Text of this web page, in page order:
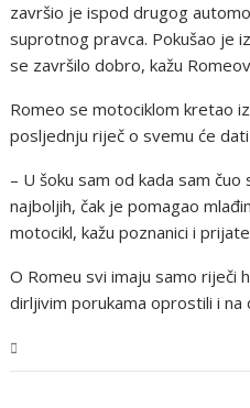
završio je ispod drugog
suprotnog pravca. Pokušao je
se završilo dobro, kažu
Romeo se motociklom kretao
posljednju riječ o svemu će
– U šoku sam od kada sam
najboljih, čak je pomagao
motocikl, kažu poznanici i
O Romeu svi imaju samo riječi
dirljivim porukama oprostili i na